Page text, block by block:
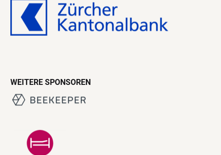
WEITERE SPONSOREN